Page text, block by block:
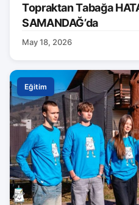
Topraktan Tabağa
SAMANDAĞ’da
May 18, 2026
Eğitim